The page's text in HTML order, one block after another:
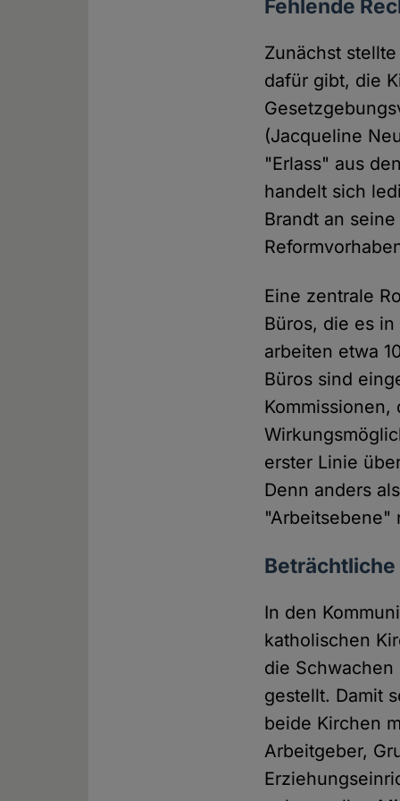
Fehlende
Zunächst
dafür gibt, die
(Jacqueline
"Erlass" aus
handelt sich
Brandt an
Eine zentrale
Büros, die es
arbeiten etwa
Büros sind
erster Linie
Denn anders
"Arbeitsebene"
In den
katholischen
die
gestellt. Damit
beide Kirchen
Arbeitgeber,